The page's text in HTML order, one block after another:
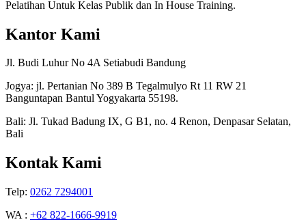
Pelatihan Untuk Kelas Publik dan In House Training.
Kantor Kami
Jl. Budi Luhur No 4A Setiabudi Bandung
Jogya: jl. Pertanian No 389 B Tegalmulyo Rt 11 RW 21
Banguntapan Bantul Yogyakarta 55198.
Bali: Jl. Tukad Badung IX, G B1, no. 4 Renon, Denpasar Selatan,
Bali
Kontak Kami
Telp: 0262 7294001
WA : +62 822-1666-9919